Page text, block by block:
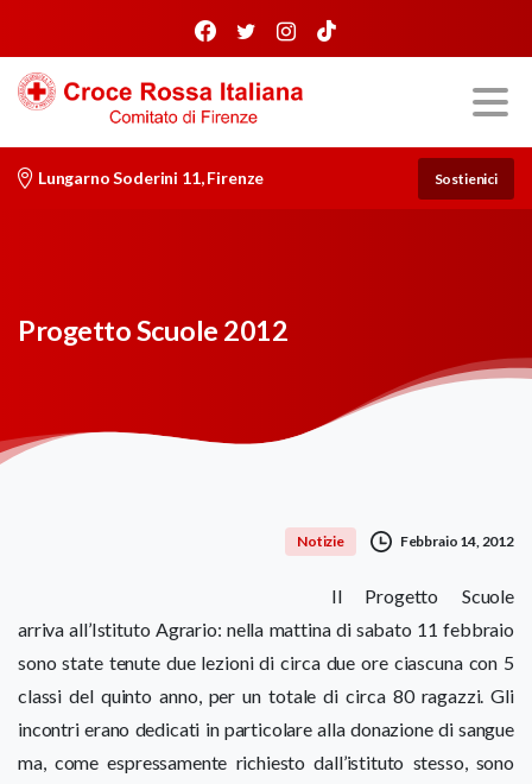
Lungarno Soderini 11, Firenze Sostienici
Progetto Scuole 2012
Notizie Febbraio 14, 2012
Il Progetto Scuole
arriva all’Istituto Agrario: nella mattina di sabato 11 febbraio
sono state tenute due lezioni di circa due ore ciascuna con 5
classi del quinto anno, per un totale di circa 80 ragazzi. Gli
incontri erano dedicati in particolare alla donazione di sangue
ma, come espressamente richiesto dall’istituto stesso, sono